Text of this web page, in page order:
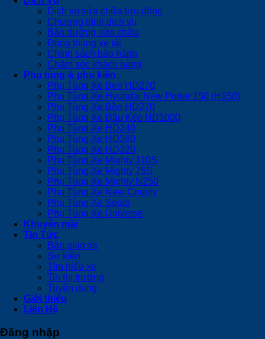
Dịch vụ sửa chữa lưu động
Chương trình dịch vụ
Bảo dưỡng sửa chữa
Đóng thùng xe tải
Chính sách bảo hành
Chăm sóc khách hàng
Phụ tùng & phụ kiện
Phụ Tùng Xe Ben HD270
Phụ Tùng Xe Hyundai New Porter 150 (H150)
Phụ Tùng Xe Bồn HD270
Phụ Tùng Xe Đầu Kéo HD1000
Phụ Tùng Xe HD240
Phụ Tùng Xe HD260
Phụ Tùng Xe HD320
Phụ Tùng Xe Mighty 110S
Phụ Tùng Xe Mighty 75S
Phụ Tùng Xe Mighty N250
Phụ Tùng Xe New County
Phụ Tùng Xe Solati
Phụ Tùng Xe Universe
Khuyến mãi
Tin Tức
Bàn giao xe
Sự kiện
Tìm hiểu xe
Tin thị trường
Tuyển dụng
Giới thiệu
Liên Hệ
Đăng nhập